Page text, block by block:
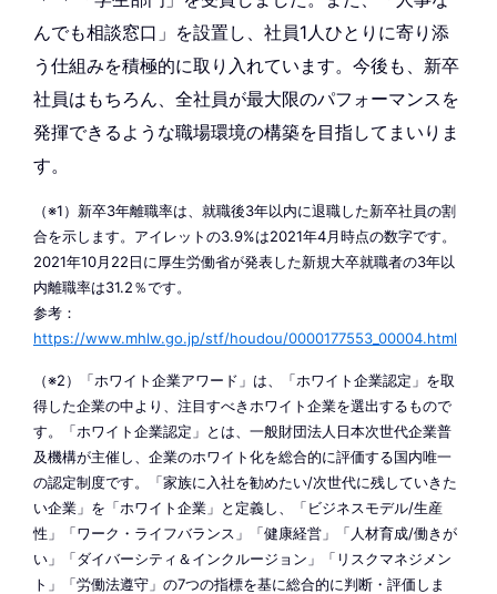
んでも相談窓口」を設置し、社員1人ひとりに寄り添
う仕組みを積極的に取り入れています。今後も、新卒
社員はもちろん、全社員が最大限のパフォーマンスを
発揮できるような職場環境の構築を目指してまいりま
す。
（※1）新卒3年離職率は、就職後3年以内に退職した新卒社員の割
合を示します。アイレットの3.9%は2021年4月時点の数字です。
2021年10月22日に厚生労働省が発表した新規大卒就職者の3年以
内離職率は31.2％です。
参考：
https://www.mhlw.go.jp/stf/houdou/0000177553_00004.html
（※2）「ホワイト企業アワード」は、「ホワイト企業認定」を取
得した企業の中より、注目すべきホワイト企業を選出するもので
す。「ホワイト企業認定」とは、一般財団法人日本次世代企業普
及機構が主催し、企業のホワイト化を総合的に評価する国内唯一
の認定制度です。「家族に入社を勧めたい/次世代に残していきた
い企業」を「ホワイト企業」と定義し、「ビジネスモデル/生産
性」「ワーク・ライフバランス」「健康経営」「人材育成/働きが
い」「ダイバーシティ＆インクルージョン」「リスクマネジメン
ト」「労働法遵守」の7つの指標を基に総合的に判断・評価しま